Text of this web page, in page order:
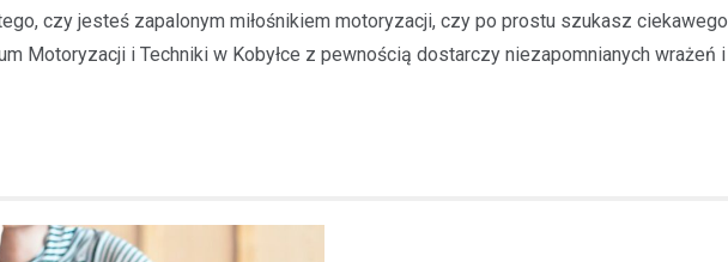
czy jesteś zapalonym miłośnikiem motoryzacji, czy po prostu szukasz
Motoryzacji i Techniki w Kobyłce z pewnością dostarczy niezapomnianych wrażeń